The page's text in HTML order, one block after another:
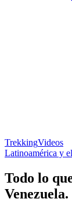
TrekkingVideos
Latinoamérica y
Todo lo
Venezuela.